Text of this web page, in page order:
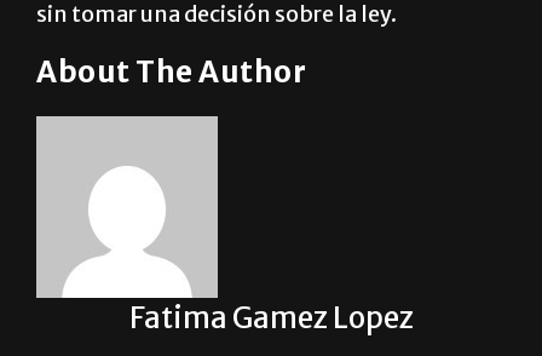
El tribunal finalizó la audiencia de una hora
sin tomar una decisión sobre la ley.